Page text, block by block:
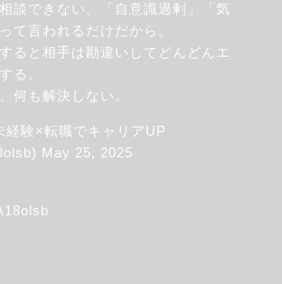
談できない。「自意識過剰」「気
て言われるだけだから。
ると相手は勘違いしてどんどんエ
る。
何も解決しない。
験×転職でキャリアUP
May 25, 2025